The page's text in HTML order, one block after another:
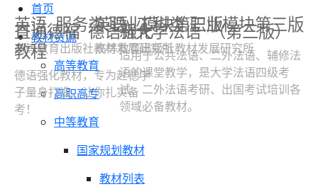
首页
教材资源
高等教育
高职高专
中等教育
国家规划教材
教材列表
英语服务类 职业模块第三版
高等教育出版社教材发展研究所
英语工科类 职业模块第三版
高等教育出版社教材发展研究所
直通德福德语强化
教程
德语强化教材，专为赴德学
子量身打造，让你扎实备
考！
新大学法语（第三版）
适用于公共法语、二外法语、辅修法
语的课堂教学，是大学法语四级考
试、二外法语考研、出国考试培训各
领域必备教材。